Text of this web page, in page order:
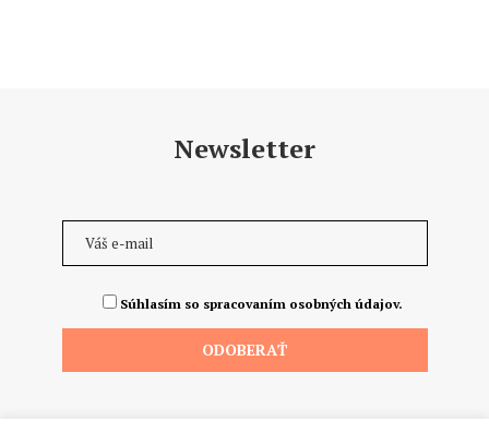
Newsletter
Súhlasím so spracovaním osobných údajov.